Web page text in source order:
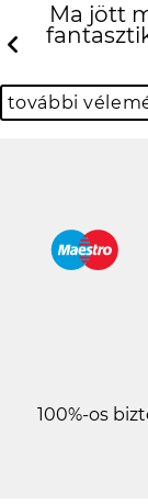
Ma jött
Previous
további
100%-os